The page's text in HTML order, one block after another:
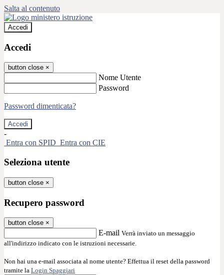
Salta al contenuto
Accedi
Accedi
button close ×
Nome Utente
Password
Password dimenticata?
-
Entra con SPID Entra con CIE
Seleziona utente
button close ×
Recupero password
button close ×
E-mail Verrà inviato un messaggio
all'indirizzo indicato con le istruzioni necessarie.
Non hai una e-mail associata al nome utente? Effettua il reset della password
tramite la Login Spaggiari